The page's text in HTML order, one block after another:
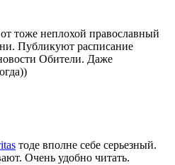
тоже неплохой православный
Публикуют расписание
Обители. Даже
тоде вполне себе серьезный.
Очень удобно читать.